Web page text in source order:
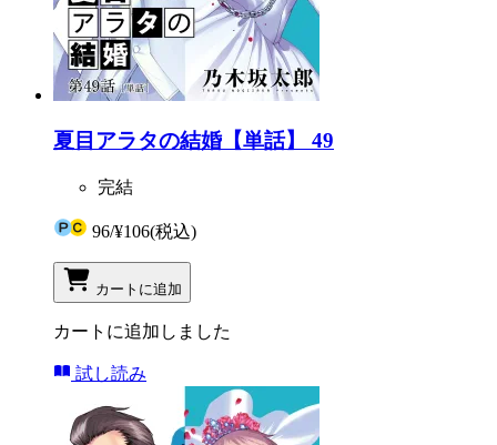
夏目アラタの結婚【単話】 49
完結
96/¥106(税込)
カートに追加
カートに追加しました
試し読み